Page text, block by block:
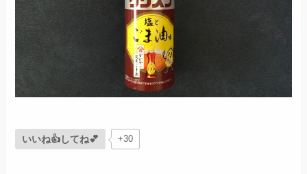
いいね👍してね💕 +30